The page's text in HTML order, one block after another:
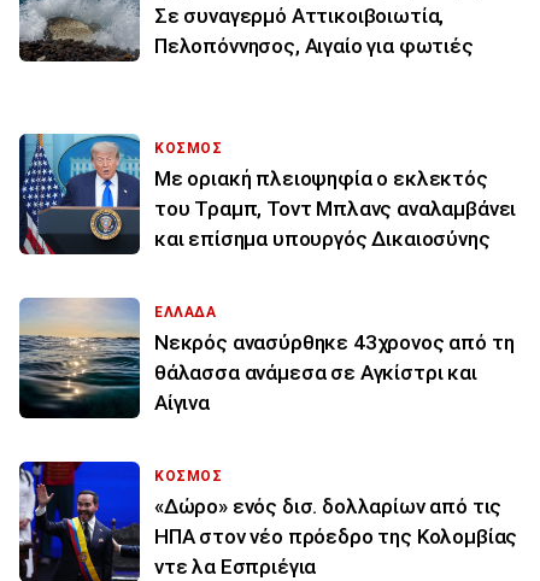
Σε συναγερμό Αττικοιβοιωτία,
Πελοπόννησος, Αιγαίο για φωτιές
ΚΟΣΜΟΣ
Με οριακή πλειοψηφία ο εκλεκτός
του Τραμπ, Τοντ Μπλανς αναλαμβάνει
και επίσημα υπουργός Δικαιοσύνης
ΕΛΛΑΔΑ
Νεκρός ανασύρθηκε 43χρονος από τη
θάλασσα ανάμεσα σε Αγκίστρι και
Αίγινα
ΚΟΣΜΟΣ
«Δώρο» ενός δισ. δολλαρίων από τις
ΗΠΑ στον νέο πρόεδρο της Κολομβίας
ντε λα Εσπριέγια